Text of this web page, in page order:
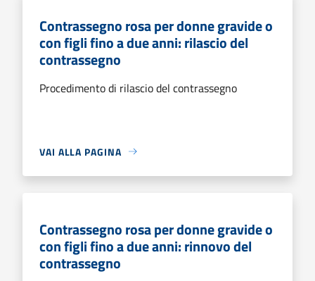
Contrassegno rosa per donne gravide o
con figli fino a due anni: rilascio del
contrassegno
Procedimento di rilascio del contrassegno
VAI ALLA PAGINA
Contrassegno rosa per donne gravide o
con figli fino a due anni: rinnovo del
contrassegno